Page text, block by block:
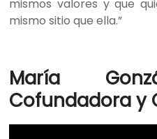
mismos valores y que
mismo sitio que ella.”
María
Cofundadora y